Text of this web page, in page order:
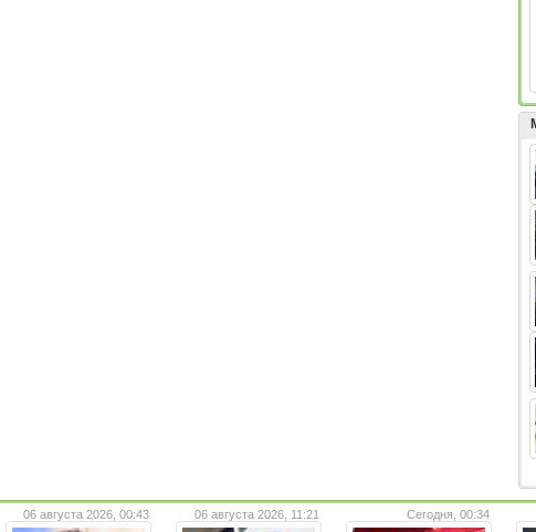
06 августа 2026, 00:43 06 августа 2026, 11:21 Сегодня, 00:34